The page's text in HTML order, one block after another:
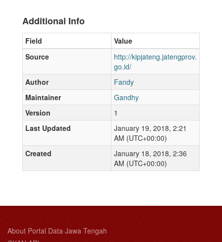
Additional Info
Field
Value
Source
http://kipjateng.jatengprov.
go.id/
Author
Fandy
Maintainer
Gandhy
Version
1
Last Updated
January 19, 2018, 2:21
AM (UTC+00:00)
Created
January 18, 2018, 2:36
AM (UTC+00:00)
About Portal Data Jawa Tengah